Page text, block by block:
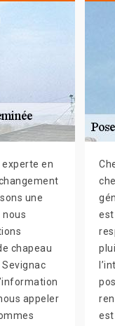
en
une
chapeau
appeler
est
est